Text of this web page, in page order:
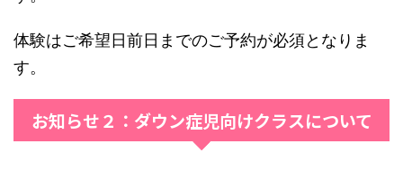
体験はご希望日前日までのご予約が必須となりま
す。
お知らせ２：ダウン症児向けクラスについて